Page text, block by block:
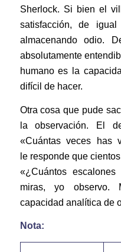
Sherlock. Si bien el
satisfacción, de
almacenando odio.
absolutamente
humano es la
difícil de hacer.
Otra cosa que pude
la observación. El
«Cuántas veces has
le responde que
«¿Cuántos
miras, yo observo.
capacidad analítica de
Nota: